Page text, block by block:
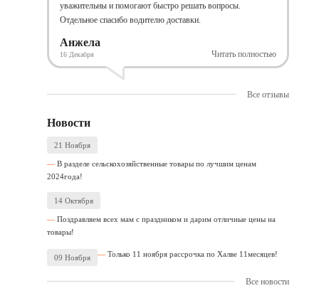
уважительны и помогают быстро решать вопросы.
Отдельное спасибо водителю доставки.
Анжела
16 Декабря Читать полностью
Все отзывы
Новости
21 Ноября
В разделе сельскохозяйственные товары по лучшим ценам
2024года!
14 Октября
Поздравляем всех мам с праздником и дарим отличные цены на
товары!
09 Ноября Только 11 ноября рассрочка по Халве 11месяцев!
Все новости